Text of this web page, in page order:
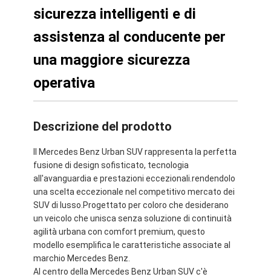
sicurezza intelligenti e di
assistenza al conducente per
una maggiore sicurezza
operativa
Descrizione del prodotto
Il Mercedes Benz Urban SUV rappresenta la perfetta
fusione di design sofisticato, tecnologia
all'avanguardia e prestazioni eccezionali.rendendolo
una scelta eccezionale nel competitivo mercato dei
SUV di lusso.Progettato per coloro che desiderano
un veicolo che unisca senza soluzione di continuità
agilità urbana con comfort premium, questo
modello esemplifica le caratteristiche associate al
marchio Mercedes Benz.
Al centro della Mercedes Benz Urban SUV c'è